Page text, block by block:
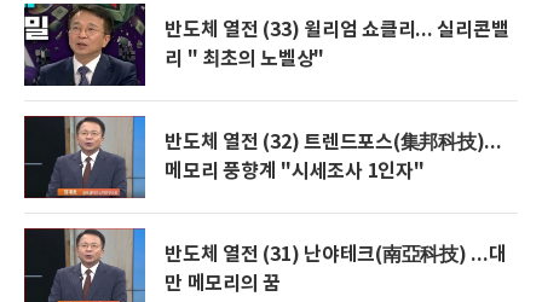
반도체 열전 (33) 윌리엄 쇼클리... 실리콘밸
리 " 최초의 노벨상"
반도체 열전 (32) 트렌드포스(集邦科技)...
메모리 풍향계 "시세조사 1인자"
반도체 열전 (31) 난야테크(南亞科技) ...대
만 메모리의 꿈